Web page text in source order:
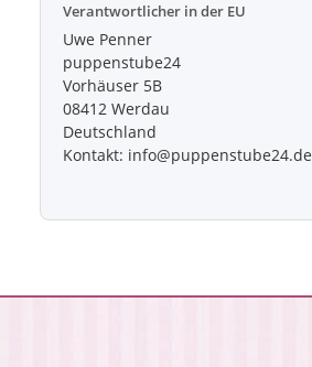
Verantwortlicher in der EU
Uwe Penner
puppenstube24
Vorhäuser 5B
08412 Werdau
Deutschland
Kontakt: info@puppenstube24.de